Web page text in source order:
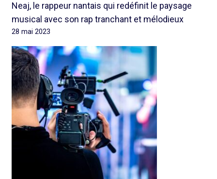
Neaj, le rappeur nantais qui redéfinit le paysage
musical avec son rap tranchant et mélodieux
28 mai 2023